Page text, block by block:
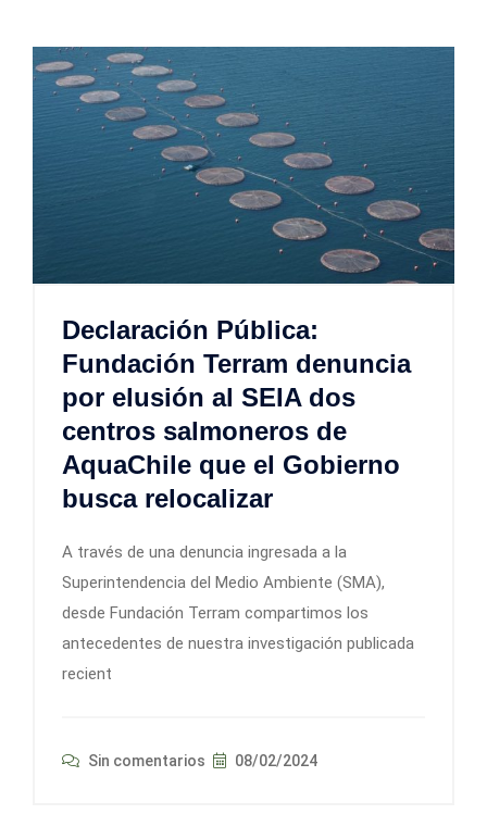
Declaración Pública:
Fundación Terram denuncia
por elusión al SEIA dos
centros salmoneros de
AquaChile que el Gobierno
busca relocalizar
A través de una denuncia ingresada a la
Superintendencia del Medio Ambiente (SMA),
desde Fundación Terram compartimos los
antecedentes de nuestra investigación publicada
recient
Sin comentarios 08/02/2024